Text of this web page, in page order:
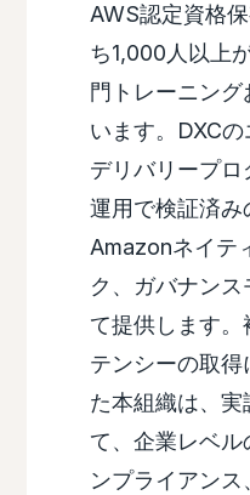
AWS認定資格
ち1,000人以上
門トレーニン
います。DXC
デリバリープ
運用で検証済み
Amazonネイテ
ク、ガバナン
て提供します
テンシーの取
た本組織は、実
て、企業レベル
ンプライアン